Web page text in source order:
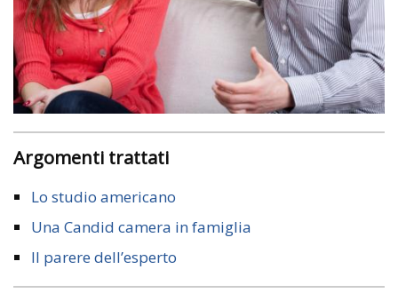
Argomenti trattati
Lo studio americano
Una Candid camera in famiglia
Il parere dell’esperto